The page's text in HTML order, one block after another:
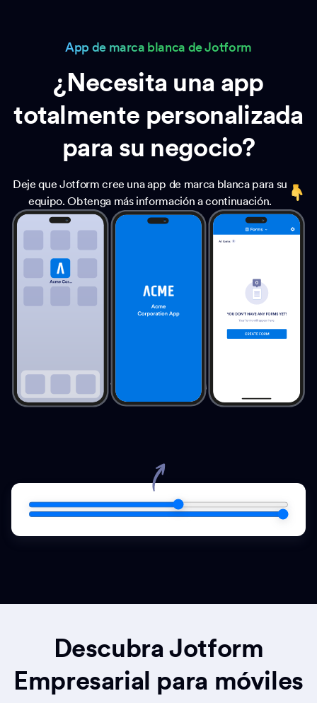
App de marca blanca de Jotform
¿Necesita una app
totalmente personalizada
para su negocio?
Deje que Jotform cree una app de marca blanca para su
equipo. Obtenga más información a continuación.
¡Pruébelo usted mismo!
Descubra Jotform
Empresarial para móviles